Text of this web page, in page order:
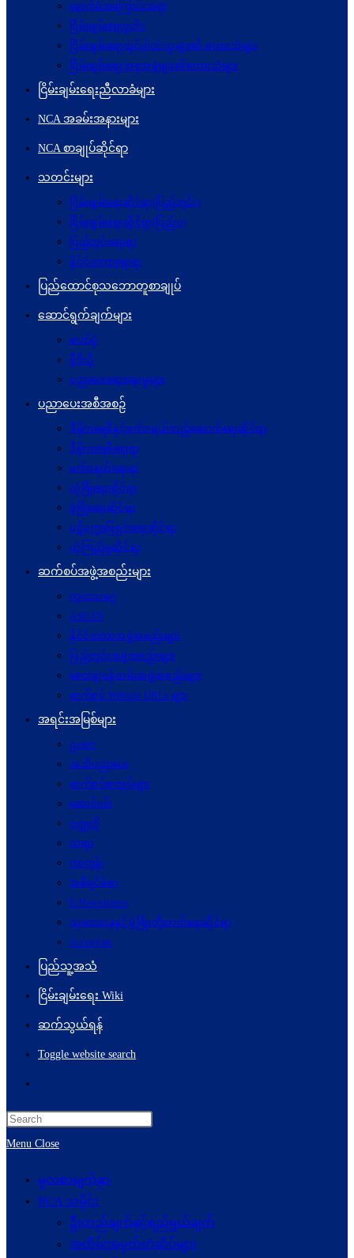
နောက်ခံအကြောင်းအရာ
ငြိမ်းချမ်းရေးမူဝါဒ
ငြိမ်းချမ်းရေးတွင်ပါဝင်သူများ၏ စကားသံများ
ငြိမ်းချမ်းရေးအစုအဖွဲ့များ၏စကားသံများ
ငြိမ်းချမ်းရေးညီလာခံများ
NCA အခမ်းအနားများ
NCA စာချုပ်ဆိုင်ရာ
သတင်းများ
ငြိမ်းချမ်းရေးဆိုင်ရာ(ပြည်တွင်း)
ငြိမ်းချမ်းရေးဆိုင်ရာ(ပြည်ပ)
ပြည်တွင်းရေးရာ
နိုင်ငံတကာရေးရာ
ပြည်ထောင်စုသဘောတူစာချုပ်
ဆောင်ရွက်ချက်များ
ဓာတ်ပုံ
ဗွီဒီယို
ပညာပေးဆွေးနွေးမှုများ
ပညာပေးအစီအစဉ်
ဒီမိုကရေစီနှင့်ဖက်ဒရယ်တည်ဆောက်ရေးဆိုင်ရာ
ဒီမိုကရေစီရေးရာ
ဖက်ဒရယ်ရေးရာ
လုံခြုံရေးဆိုင်ရာ
ဖွံဖြိုးရေးဆိုင်ရာ
ပဋိပက္ခ‌ဖြေရှင်းရေးဆိုင်ရာ
ယုံကြည်မှုဆိုင်ရာ
ဆက်စပ်အဖွဲ့အစည်းများ
ကုလသမဂ္ဂ
ASEAN
နိုင်ငံတကာအဖွဲ့အစည်းများ
ပြည်တွင်းအဖွဲ့အစည်းများ
စေတနာ့ဝန်ထမ်းအဖွဲ့အစည်းများ
ဆက်စပ် Website URLs များ
အရင်းအမြစ်များ
ဥပဒေ
အသိပညာပေး
ဆက်စပ်စာအုပ်များ
ဆောင်းပါး
ဝတ္ထုတို
ကဗျာ
ကာတွန်း
အစီရင်ခံစာ
E-Newsletters
သုတေသနနှင့်ဖွံ့ဖြိုးတိုးတက်ရေးဆိုင်ရာ
Acronyms
ပြည်သူ့အသံ
ငြိမ်းချမ်းရေး Wiki
ဆက်သွယ်ရန်
Toggle website search
Menu Close
မူလစာမျက်နှာ
NCA သမိုင်း
ဦးတည်ချက်နှင့်ရည်ရွယ်ချက်
အထိမ်းအမှတ်တံဆိပ်များ